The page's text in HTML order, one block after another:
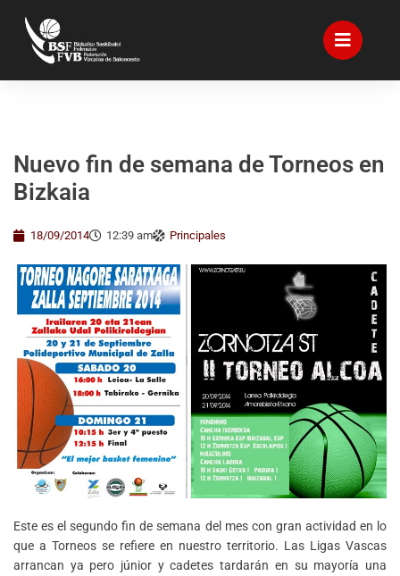
Nuevo fin de semana de Torneos en
Bizkaia
18/09/2014 12:39 am Principales
Este es el segundo fin de semana del mes con gran actividad en lo
que a Torneos se refiere en nuestro territorio. Las Ligas Vascas
arrancan ya pero júnior y cadetes tardarán en su mayoría una